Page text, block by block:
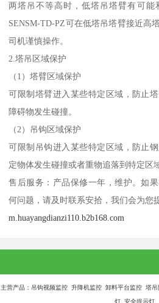
两塔吊不等高时，低塔吊塔臂有可能
SENSM-TD-PZ可在低塔吊塔臂接近高
司机谨慎操作。
2.塔吊区域保护
（1）塔臂区域保护
可限制塔臂进入某些特定区域，防止
障碍物发生碰撞。
（2）吊钩区域保护
可限制吊钩进入某些特定区域，防止
定物体发生碰撞或者重物追落到特定区
售后服务：产品保修一年，维护。如
何问题，请及时联系安拾，我们会为您
m.huayangdianzi110.b2b168.com
主营产品：吊钩视频监控 升降机监控 卸料平台监控 塔